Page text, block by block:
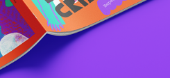
É de criança!